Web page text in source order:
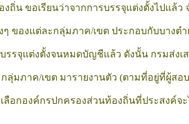
ถิ่น ขอเรียนว่าจากการบรรจุแต่งตั้งไปแ
ๆ ของแต่ละกลุ่มภาค/เขต ประกอบกับบา
รรจุแต่งตั้งจนหมดบัญชีแล้ว ดังนั้น กรมส่ง
ลุ่มภาค/เขต มารายงานตัว (ตามที่อยู่ที่ผู้สอ
อกองค์กรปกครองส่วนท้องถิ่นที่ประสงค์จ